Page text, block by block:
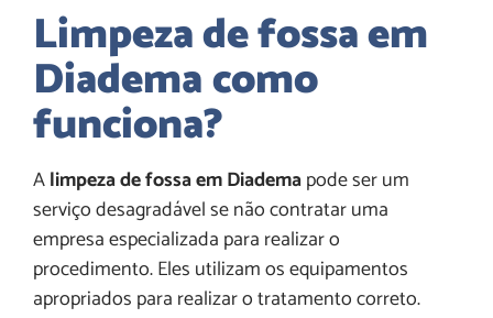
Limpeza de fossa em
Diademacomo
funciona?
Alimpeza de fossa em Diademapode ser um
serviço desagradável se não contratar uma
empresa especializada para realizar o
procedimento. Eles utilizam os equipamentos
apropriados para realizar o tratamento correto.